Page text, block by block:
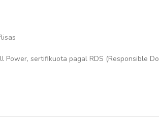
Power, sertifikuota pagal RDS (Responsible